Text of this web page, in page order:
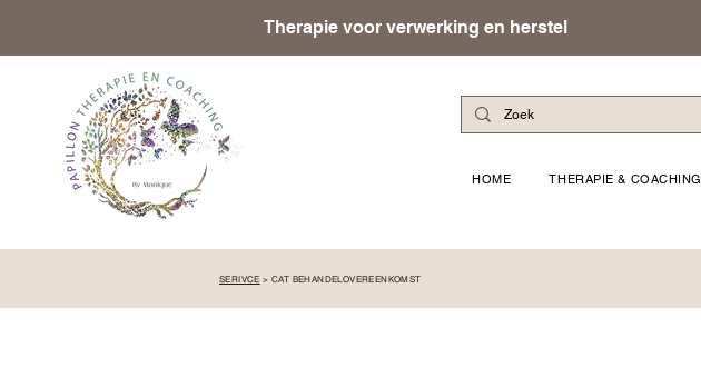
Therapie voor verwerking en herstel
HOME THERAPIE & COACHING
SERIVCE > CAT BEHANDELOVEREENKOMST